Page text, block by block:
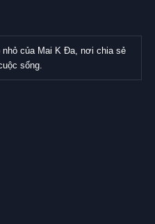
nhỏ của Mai K Đa, nơi chia sẻ
sống.